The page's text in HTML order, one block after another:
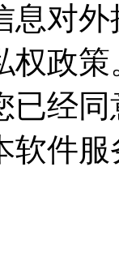
息对
权政
已经
软件